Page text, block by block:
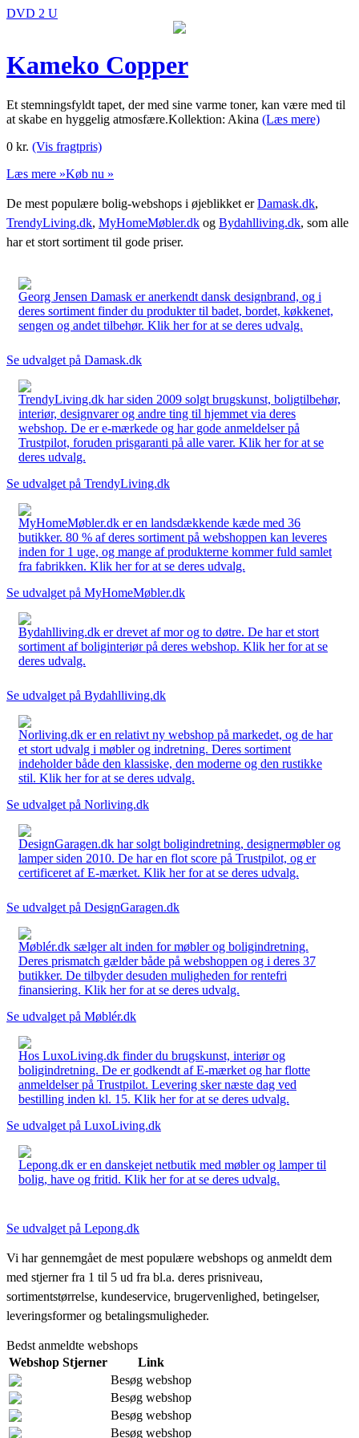
DVD 2 U
Kameko Copper
Et stemningsfyldt tapet, der med sine varme toner, kan være med til
at skabe en hyggelig atmosfære.Kollektion: Akina (Læs mere)
0 kr. (Vis fragtpris)
Læs mere »Køb nu »
De mest populære bolig-webshops i øjeblikket erDamask.dk,
TrendyLiving.dk, MyHomeMøbler.dk og Bydahlliving.dk, som alle
har et stort sortiment til gode priser.
Georg Jensen Damask er anerkendt dansk designbrand, og i
deres sortiment finder du produkter til badet, bordet, køkkenet,
sengen og andet tilbehør. Klik her for at se deres udvalg.
Se udvalget på Damask.dk
TrendyLiving.dk har siden 2009 solgt brugskunst, boligtilbehør,
interiør, designvarer og andre ting til hjemmet via deres
webshop. De er e-mærkede og har gode anmeldelser på
Trustpilot, foruden prisgaranti på alle varer. Klik her for at se
deres udvalg.
Se udvalget på TrendyLiving.dk
MyHomeMøbler.dk er en landsdækkende kæde med 36
butikker. 80 % af deres sortiment på webshoppen kan leveres
inden for 1 uge, og mange af produkterne kommer fuld samlet
fra fabrikken. Klik her for at se deres udvalg.
Se udvalget på MyHomeMøbler.dk
Bydahlliving.dk er drevet af mor og to døtre. De har et stort
sortiment af boliginteriør på deres webshop. Klik her for at se
deres udvalg.
Se udvalget på Bydahlliving.dk
Norliving.dk er en relativt ny webshop på markedet, og de har
et stort udvalg i møbler og indretning. Deres sortiment
indeholder både den klassiske, den moderne og den rustikke
stil. Klik her for at se deres udvalg.
Se udvalget på Norliving.dk
DesignGaragen.dk har solgt boligindretning, designermøbler og
lamper siden 2010. De har en flot score på Trustpilot, og er
certificeret af E-mærket. Klik her for at se deres udvalg.
Se udvalget på DesignGaragen.dk
Møblér.dk sælger alt inden for møbler og boligindretning.
Deres prismatch gælder både på webshoppen og i deres 37
butikker. De tilbyder desuden muligheden for rentefri
finansiering. Klik her for at se deres udvalg.
Se udvalget på Møblér.dk
Hos LuxoLiving.dk finder du brugskunst, interiør og
boligindretning. De er godkendt af E-mærket og har flotte
anmeldelser på Trustpilot. Levering sker næste dag ved
bestilling inden kl. 15. Klik her for at se deres udvalg.
Se udvalget på LuxoLiving.dk
Lepong.dk er en danskejet netbutik med møbler og lamper til
bolig, have og fritid. Klik her for at se deres udvalg.
Se udvalget på Lepong.dk
Vi har gennemgået de mest populære webshops og anmeldt dem
med stjerner fra 1 til 5 ud fra bl.a. deres prisniveau,
sortimentstørrelse, kundeservice, brugervenlighed, betingelser,
leveringsformer og betalingsmuligheder.
Bedst anmeldte webshops
Webshop Stjerner
Link
Besøg webshop
Besøg webshop
Besøg webshop
Besøg webshop